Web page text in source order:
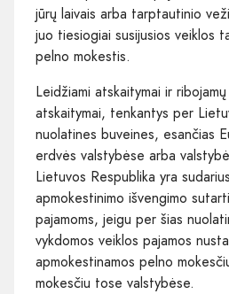
jūrų laivais arba tarptautinio
juo tiesiogiai susijusios veiklos
pelno mokestis.
Leidžiami atskaitymai ir
atskaitymai, tenkantys per
nuolatines buveines, esančias
erdvės valstybėse arba
Lietuvos Respublika yra
apmokestinimo išvengimo
pajamoms, jeigu per šias
vykdomos veiklos pajamos
apmokestinamos pelno
mokesčiu tose valstybėse.